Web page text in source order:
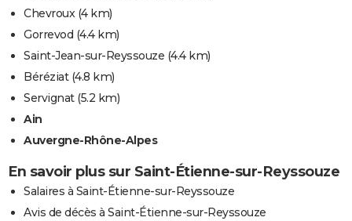
Chevroux(4 km)
Gorrevod (4.4 km)
Saint-Jean-sur-Reyssouze (4.4 km)
Béréziat(4.8 km)
Servignat(5.2 km)
Ain
Auvergne-Rhône-Alpes
En savoir plus sur Saint-Étienne-sur-Reyssouze
Salaires à Saint-Étienne-sur-Reyssouze
Avis de décès à Saint-Étienne-sur-Reyssouze